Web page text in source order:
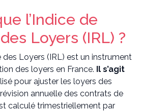
l’Indice de
Loyers (IRL) ?
des Loyers (IRL) est un instrument
des loyers en France. Il s’agit
pour ajuster les loyers des
annuelle des contrats de
calculé trimestriellement par